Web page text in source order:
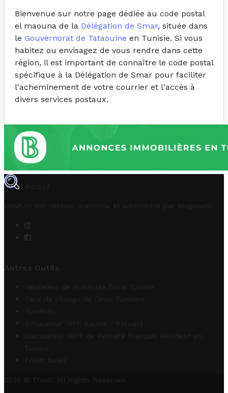
Bienvenue sur notre page dédiée au code postal
el maouna de la Délégation de Smar, située dans
le Gouvernorat de Tataouine en Tunisie. Si vous
habitez ou envisagez de vous rendre dans cette
région, il est important de connaître le code postal
spécifique à la Délégation de Smar pour faciliter
l'acheminement de votre courrier et l'accès à
divers services postaux.
TROVIT
trovit.tn est détenu, maintenu et administré par Megaweb
Autres Outils
Validateur de matricule fiscal Tunisie
Taux de change de Dinar Tunisien
TuniRIBs
Simulateur IRPP Salarié / Retraité
Calculateur IRPP de Retraité Français Résident en
Tunisie
Trovit News
2025 © Trovit. All Rights Reserved.